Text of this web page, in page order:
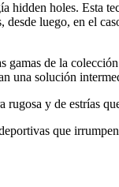
hidden holes. Esta
luego, en el
de la
una solución
y de estrías
que